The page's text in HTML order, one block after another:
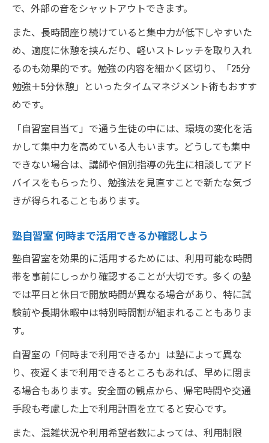
で、外部の音をシャットアウトできます。
また、長時間座り続けていると集中力が低下しやすいた
め、適度に休憩を挟んだり、軽いストレッチを取り入れ
るのも効果的です。勉強の内容を細かく区切り、「25分
勉強＋5分休憩」といったタイムマネジメント術もおすす
めです。
「自習室目当て」で通う生徒の中には、環境の変化を活
かして集中力を高めている人もいます。どうしても集中
できない場合は、講師や個別指導の先生に相談してアド
バイスをもらったり、勉強法を見直すことで新たな気づ
きが得られることもあります。
塾自習室 何時まで活用できるか確認しよう
塾自習室を効果的に活用するためには、利用可能な時間
帯を事前にしっかり確認することが大切です。多くの塾
では平日と休日で開放時間が異なる場合があり、特に試
験前や長期休暇中は特別時間割が組まれることもありま
す。
自習室の「何時まで利用できるか」は塾によって異な
り、夜遅くまで利用できるところもあれば、早めに閉ま
る場合もあります。安全面の観点から、帰宅時間や交通
手段も考慮した上で利用計画を立てると安心です。
また、混雑状況や利用希望者数によっては、利用制限